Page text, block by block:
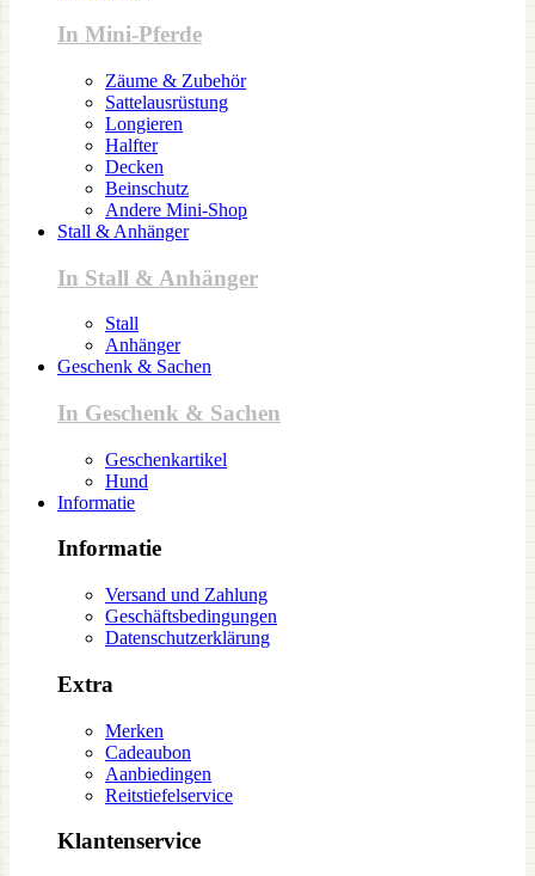
In Mini-Pferde
Zäume & Zubehör
Sattelausrüstung
Longieren
Halfter
Decken
Beinschutz
Andere Mini-Shop
Stall & Anhänger
In Stall & Anhänger
Stall
Anhänger
Geschenk & Sachen
In Geschenk & Sachen
Geschenkartikel
Hund
Informatie
Informatie
Versand und Zahlung
Geschäftsbedingungen
Datenschutzerklärung
Extra
Merken
Cadeaubon
Aanbiedingen
Reitstiefelservice
Klantenservice